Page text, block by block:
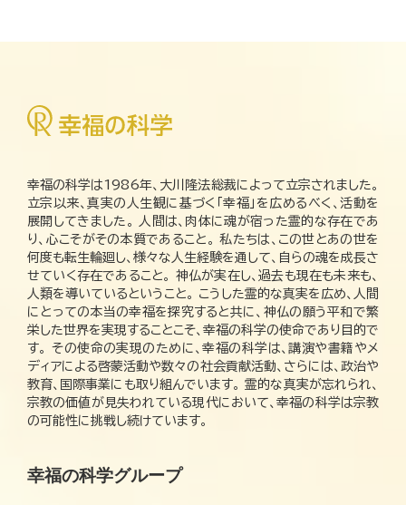
幸福の科学は1986年、大川隆法総裁によって立宗されました。
立宗以来、真実の人生観に基づく「幸福」を広めるべく、活動を
展開してきました。 人間は、肉体に魂が宿った霊的な存在であ
り、心こそがその本質であること。 私たちは、この世とあの世を
何度も転生輪廻し、様々な人生経験を通して、自らの魂を成長さ
せていく存在であること。 神仏が実在し、過去も現在も未来も、
人類を導いているということ。 こうした霊的な真実を広め、人間
にとっての本当の幸福を探究すると共に、神仏の願う平和で繁
栄した世界を実現することこそ、幸福の科学の使命であり目的で
す。 その使命の実現のために、幸福の科学は、講演や書籍やメ
ディアによる啓蒙活動や数々の社会貢献活動、さらには、政治や
教育、国際事業にも取り組んでいます。 霊的な真実が忘れられ、
宗教の価値が見失われている現代において、幸福の科学は宗教
の可能性に挑戦し続けています。
幸福の科学グループ